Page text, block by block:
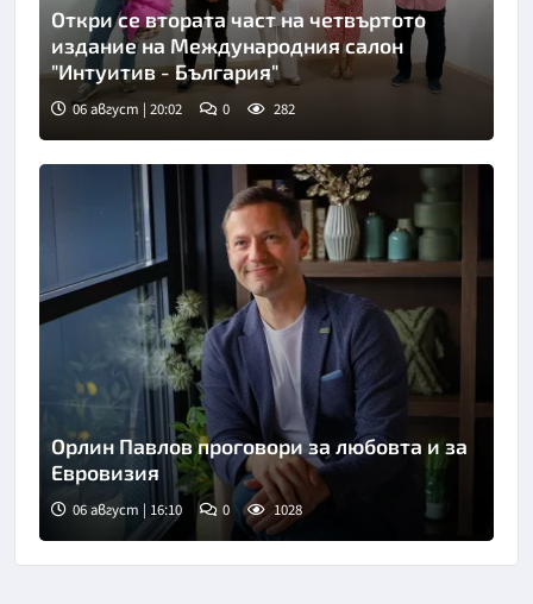
Откри се втората част на четвъртото
издание на Международния салон
"Интуитив - България"
06 август | 20:02 0 282
Снимка: БТА
Орлин Павлов проговори за любовта и за
Евровизия
06 август | 16:10 0 1028